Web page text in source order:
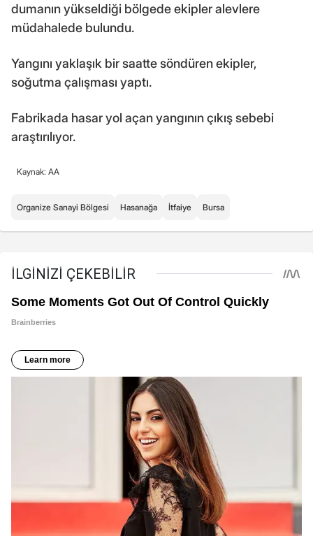
dumanın yükseldiği bölgede ekipler alevlere
müdahalede bulundu.
Yangını yaklaşık bir saatte söndüren ekipler,
soğutma çalışması yaptı.
Fabrikada hasar yol açan yangının çıkış sebebi
araştırılıyor.
Kaynak: AA
Organize Sanayi Bölgesi Hasanağa İtfaiye Bursa